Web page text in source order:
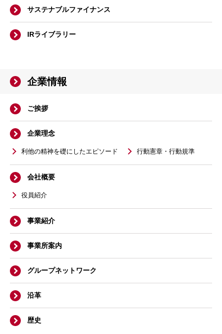
サステナブルファイナンス
IRライブラリー
企業情報
ご挨拶
企業理念
利他の精神を礎にしたエピソード 行動憲章・行動規準
会社概要
役員紹介
事業紹介
事業所案内
グループネットワーク
沿革
歴史